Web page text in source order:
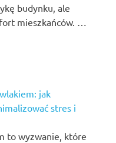
budynku, ale
mieszkańców. …
jak
stres i
to wyzwanie, które